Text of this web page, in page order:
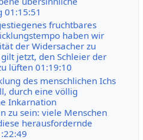
01:15:51
fruchtbares
haben wir
der Widersacher zu
jetzt, den Schleier der
lüften 01:19:10
des menschlichen Ichs
durch eine völlig
Inkarnation
zu sein: viele Menschen
herausfordernde